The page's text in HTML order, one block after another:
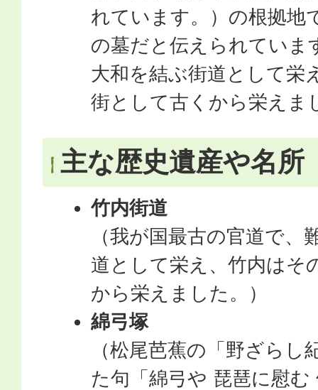
れています。）の根拠地
の墓だと伝えられていま
大和を結ぶ街道として栄
街として古くから栄えま
主な歴史遺産や名所
竹内街道
（我が国最古の官道で、
道として栄え、竹内はそ
から栄えました。）
綿弓塚
（松尾芭蕉の「野ざらし
た句「綿弓や 琵琶に慰